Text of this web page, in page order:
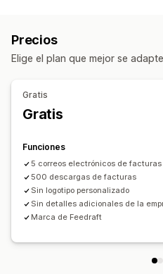
Gestión de archivos
Precios
Elige el plan que mejor se
Gratis
Gratis
Funciones
5 correos electrónicos de facturas
500 descargas de facturas
Sin logotipo personalizado
Sin detalles adicionales de la
Marca de Feedraft